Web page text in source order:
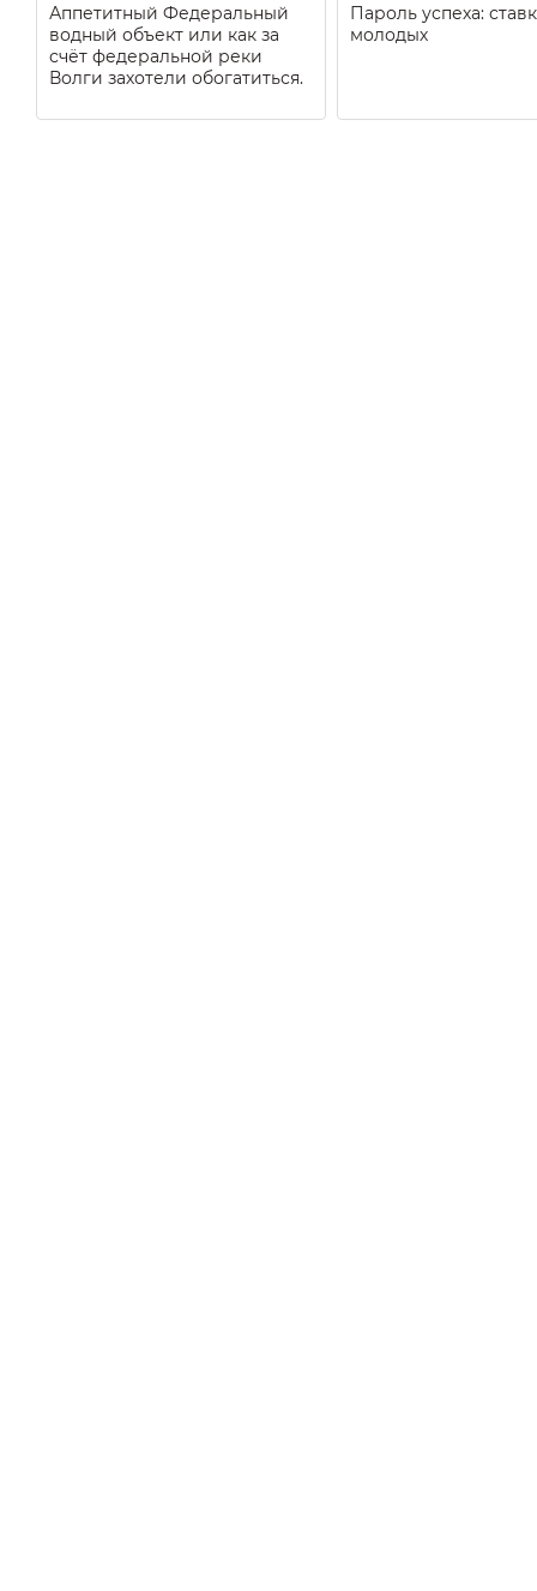
Аппетитный Федеральный
водный объект или как за
счёт федеральной реки
Волги захотели обогатиться.
Пароль успеха:
молодых